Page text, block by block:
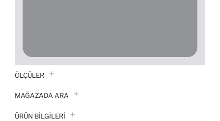
ÖLÇÜLER
MAĞAZADA ARA
ÜRÜN BILGILERI